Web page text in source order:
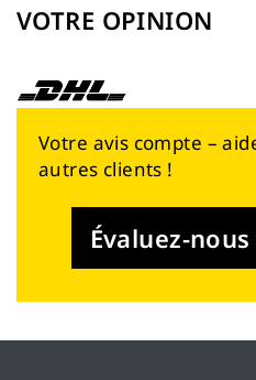
VOTRE OPINION
Votre avis compte –
autres clients !
Évaluez-